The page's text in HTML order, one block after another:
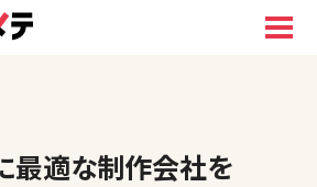
最適な制作会社を